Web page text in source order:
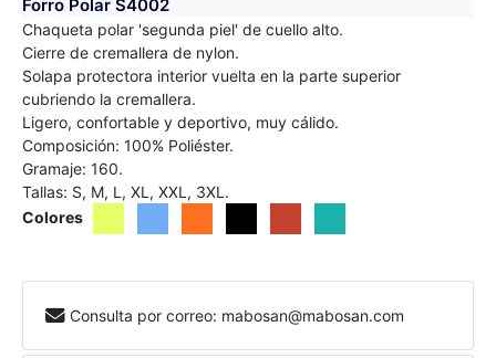
Forro Polar S4002
Chaqueta polar 'segunda piel' de cuello alto.
Cierre de cremallera de nylon.
Solapa protectora interior vuelta en la parte superior
cubriendo la cremallera.
Ligero, confortable y deportivo, muy cálido.
Composición: 100% Poliéster.
Gramaje: 160.
Tallas: S, M, L, XL, XXL, 3XL.
Colores
Consulta por correo: mabosan@mabosan.com